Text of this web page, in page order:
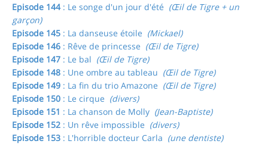
Episode 144: Le songe d'un jour d'été (Œil de Tigre + un
garçon)
Episode 145 : La danseuse étoile (Mickael)
Episode 146 : Rêve de princesse (Œil de Tigre)
Episode 147 : Le bal (Œil de Tigre)
Episode 148 : Une ombre au tableau (Œil de Tigre)
Episode 149 : La fin du trio Amazone (Œil de Tigre)
Episode 150 : Le cirque (divers)
Episode 151 : La chanson de Molly (Jean-Baptiste)
Episode 152 : Un rêve impossible (divers)
Episode 153 : L'horrible docteur Carla (une dentiste)